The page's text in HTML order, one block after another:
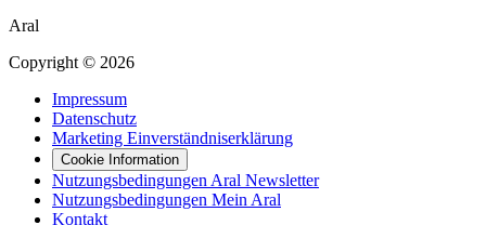
Aral
Copyright © 2026
Impressum
Datenschutz
Marketing Einverständniserklärung
Cookie Information
Nutzungsbedingungen Aral Newsletter
Nutzungsbedingungen Mein Aral
Kontakt